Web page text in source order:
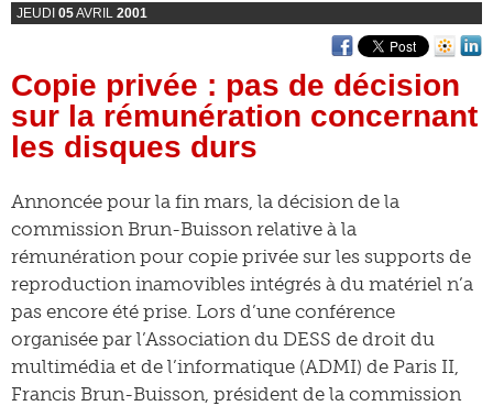
JEUDI 05AVRIL 2001
Copie privée : pas de décision
sur la rémunération concernant
les disques durs
Annoncée pour la fin mars, la décision de la
commission Brun-Buisson relative à la
rémunération pour copie privée sur les supports de
reproduction inamovibles intégrés à du matériel n’a
pas encore été prise. Lors d’une conférence
organisée par l’Association du DESS de droit du
multimédia et de l’informatique (ADMI) de Paris II,
Francis Brun-Buisson, président de la commission